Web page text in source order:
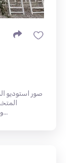
صور استوديو
والمناسبات الصور والفيديو مع أكثر من 20 عامًا...